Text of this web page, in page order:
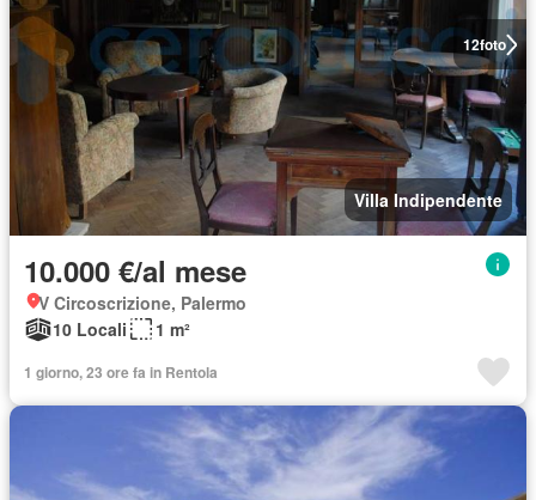
12foto
Villa Indipendente
10.000 €/al mese
V Circoscrizione, Palermo
10 Locali
1 m²
1 giorno, 23 ore fa in Rentola